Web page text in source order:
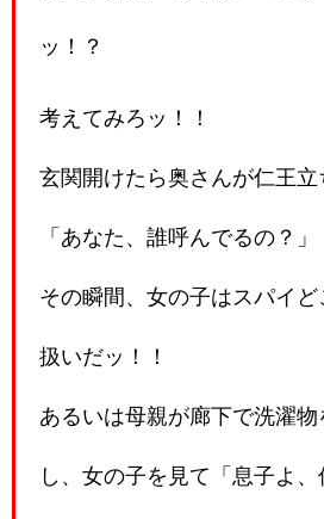
ッ！？
考えてみろッ！！
玄関開けたら奥さんが仁王立
「あなた、誰呼んでるの？」
その瞬間、女の子はスパイ
扱いだッ！！
あるいは母親が廊下で洗濯物
し、女の子を見て「息子よ